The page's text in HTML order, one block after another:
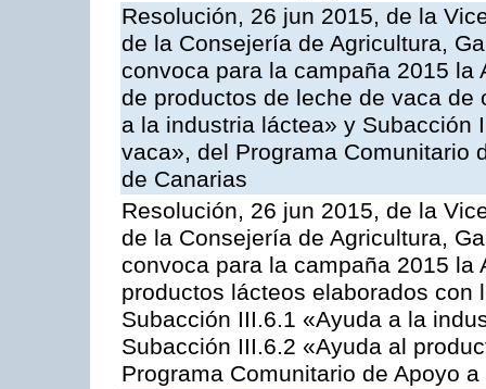
Resolución, 26 jun 2015, de la
de la Consejería de Agricultura,
convoca para la campaña 2015
de productos de leche de vaca
a la industria láctea» y Subacción
vaca», del Programa Comunitario
de Canarias
Resolución, 26 jun 2015, de la
de la Consejería de Agricultura,
convoca para la campaña 2015
productos lácteos elaborados
Subacción III.6.1 «Ayuda a la
Subacción III.6.2 «Ayuda al
Programa Comunitario de Apoyo